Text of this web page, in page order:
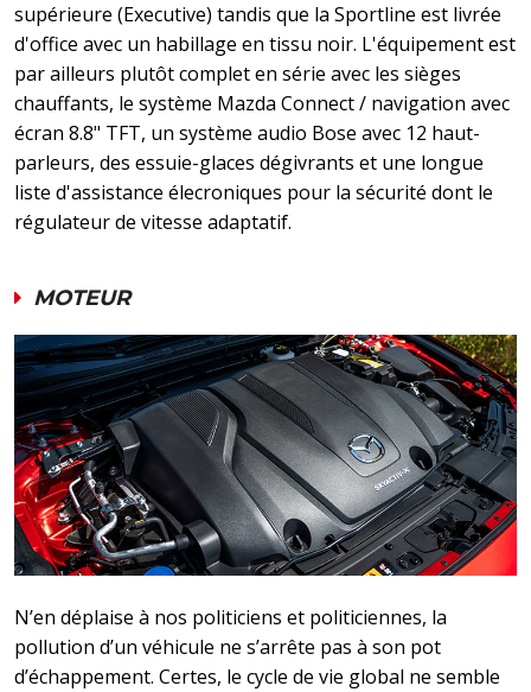
supérieure (Executive) tandis que la Sportline est livrée
d'office avec un habillage en tissu noir. L'équipement est
par ailleurs plutôt complet en série avec les sièges
chauffants, le système Mazda Connect / navigation avec
écran 8.8" TFT, un système audio Bose avec 12 haut-
parleurs, des essuie-glaces dégivrants et une longue
liste d'assistance élecroniques pour la sécurité dont le
régulateur de vitesse adaptatif.
MOTEUR
N’en déplaise à nos politiciens et politiciennes, la
pollution d’un véhicule ne s’arrête pas à son pot
d’échappement. Certes, le cycle de vie global ne semble